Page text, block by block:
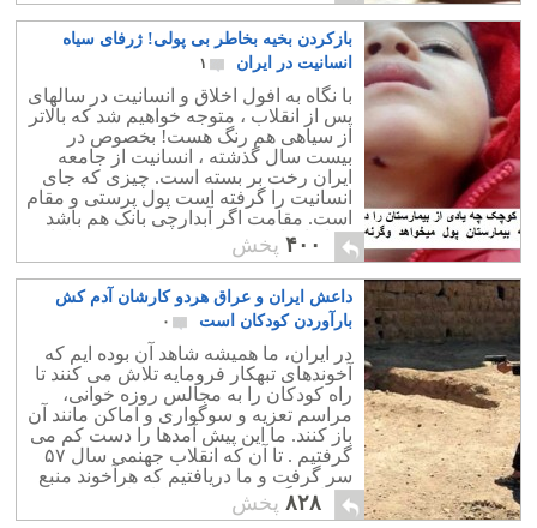
بازکردن بخیه بخاطر بی پولی! ژرفای سیاه
انسانیت در ایران
۱
با نگاه به افول اخلاق و انسانیت در سالهای
پس از انقلاب ، متوجه خواهیم شد که بالاتر
از سیاهی هم رنگ هست! بخصوص در
بیست سال گذشته ، انسانیت از جامعه
ایران رخت بر بسته است. چیزی که جای
انسانیت را گرفته است پول پرستی و مقام
است. مقامت اگر آبدارچی بانک هم باشد
در ایران امروز قابل پرستش هستی. اما
اگر معلمی با هزاران دانش آموز در 40
سال زحمت باشی ، کسی ارزنی ارزش هم
برایت قائل نیست. خدای واقعی جامعه
امروز ایران پول است و خدای قرآن و
اسلام هم ابزاری است برای فریب و دروغ
.
۴۰۰ پخش
داعش ایران و عراق هردو کارشان آدم کش
بارآوردن کودکان است
۰
در ایران، ما همیشه شاهد آن بوده ایم که
آخوندهای تبهکار فرومایه تلاش می کنند تا
راه کودکان را به مجالس روزه خوانی،
مراسم تعزیه و سوگواری و اماکن مانند آن
باز کنند. ما این پیش آمدها را دست کم می
گرفتیم . تا آن که انقلاب جهنمی سال ۵۷
سر گرفت و ما دریافتیم که هرآخوند منبع
فساد و گمراه کردن کودکان است.
۸۲۸ پخش